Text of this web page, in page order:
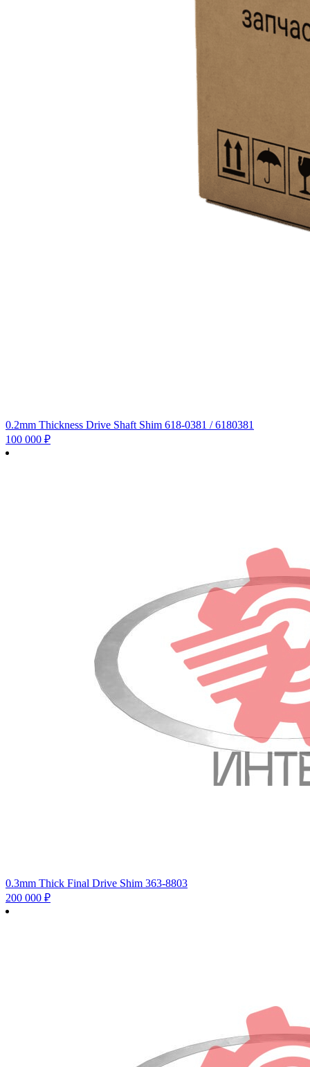
0.2mm Thickness Drive Shaft Shim 618-0381 / 6180381
100 000 ₽
0.3mm Thick Final Drive Shim 363-8803
200 000 ₽